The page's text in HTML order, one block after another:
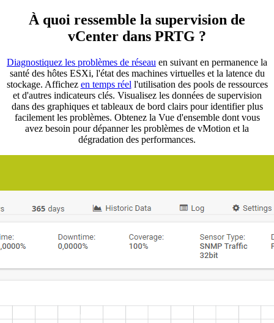
À quoi ressemble la supervision de
vCenter dans PRTG ?
Diagnostiquez les problèmes de réseau en suivant en permanence la
santé des hôtes ESXi, l'état des machines virtuelles et la latence du
stockage. Affichez en temps réel l'utilisation des pools de ressources
et d'autres indicateurs clés. Visualisez les données de supervision
dans des graphiques et tableaux de bord clairs pour identifier plus
facilement les problèmes. Obtenez la Vue d'ensemble dont vous
avez besoin pour dépanner les problèmes de vMotion et la
dégradation des performances.